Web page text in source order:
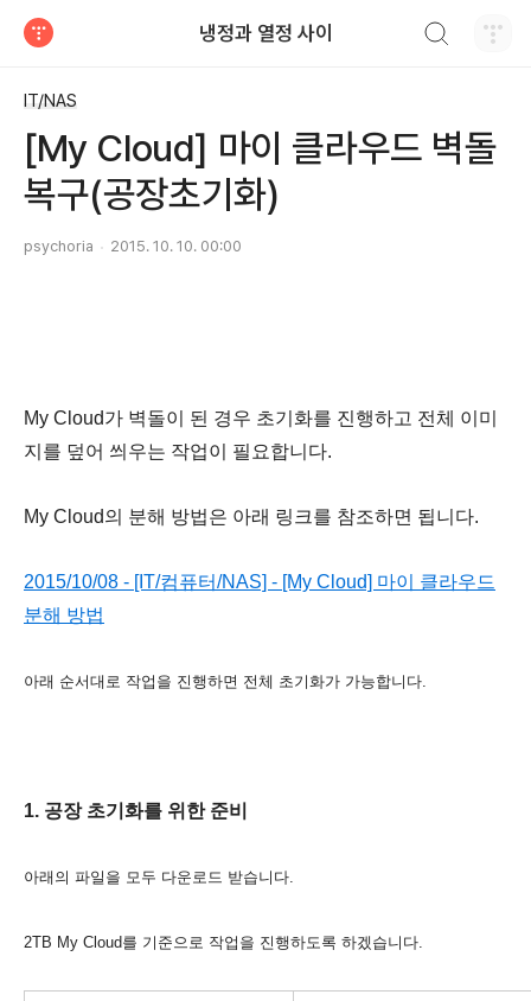
냉정과 열정 사이
IT/NAS
[My Cloud] 마이 클라우드 벽돌
복구(공장초기화)
psychoria 2015. 10. 10. 00:00
My Cloud가 벽돌이 된 경우 초기화를 진행하고 전체 이미
지를 덮어 씌우는 작업이 필요합니다.
My Cloud의 분해 방법은 아래 링크를 참조하면 됩니다.
2015/10/08 - [IT/컴퓨터/NAS] - [My Cloud] 마이 클라우드
분해 방법
아래 순서대로 작업을 진행하면 전체 초기화가 가능합니다.
1. 공장 초기화를 위한 준비
아래의 파일을 모두 다운로드 받습니다.
2TB My Cloud를 기준으로 작업을 진행하도록 하겠습니다.